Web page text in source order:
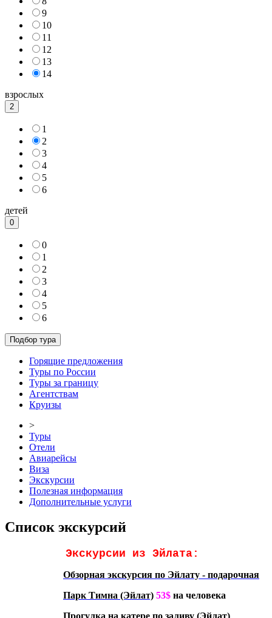
9
10
11
12
13
14
взрослых
2
1
2
3
4
5
6
детей
0
0
1
2
3
4
5
6
Горящие предложения
Туры по России
Туры за границу
Агентствам
Круизы
>
Туры
Отели
Авиарейсы
Виза
Экскурсии
Полезная информация
Дополнительные услуги
Список экскурсий
Экскурсии из Эйлата:
Обзорная экскурсия по Эйлату - подарочная
Парк Тимна (Эйлат) 53$ на человека